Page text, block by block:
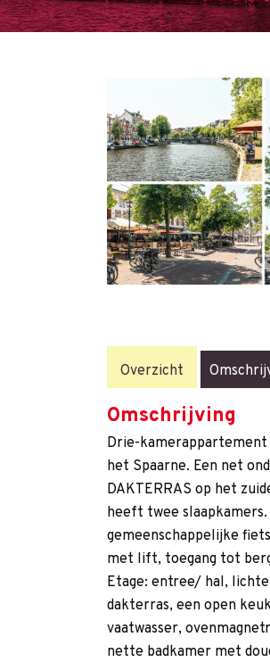
Overzicht
Omschrijving
Drie-kamerappartement
het Spaarne. Een net
DAKTERRAS op het
heeft twee
gemeenschappelijke
met lift, toegang tot
Etage: entree/ hal,
dakterras, een open
vaatwasser,
nette badkamer met